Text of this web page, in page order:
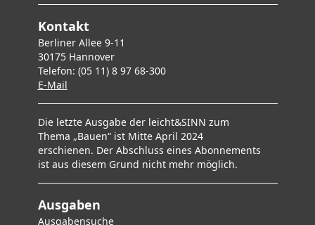
Kontakt
Berliner Allee 9-11
30175 Hannover
Telefon: (05 11) 8 97 68-300
E-Mail
Die letzte Ausgabe der leicht&SINN zum
Thema „Bauen“ ist Mitte April 2024
erschienen. Der Abschluss eines Abonnements
ist aus diesem Grund nicht mehr möglich.
Ausgaben
Ausgabensuche